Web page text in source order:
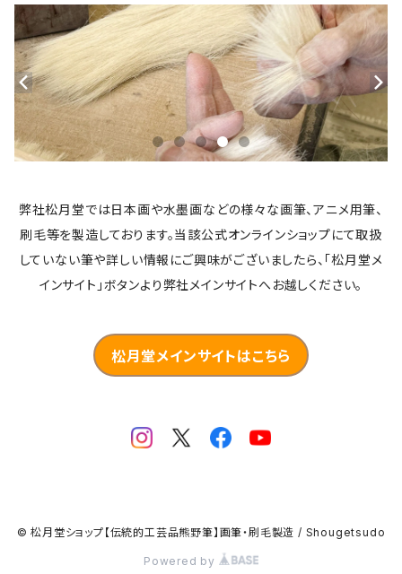
弊社松月堂では日本画や水墨画などの様々な画筆、アニメ用筆、
刷毛等を製造しております。当該公式オンラインショップにて取扱
していない筆や詳しい情報にご興味がございましたら、「松月堂メ
インサイト」ボタンより弊社メインサイトへお越しください。
松月堂メインサイトはこちら
© 松月堂ショップ【伝統的工芸品熊野筆】画筆・刷毛製造 / Shougetsudo
Powered by